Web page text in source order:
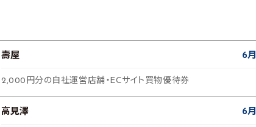
壽屋 6月
2,000円分の自社運営店舗・ECサイト買物優待券
高見澤 6月